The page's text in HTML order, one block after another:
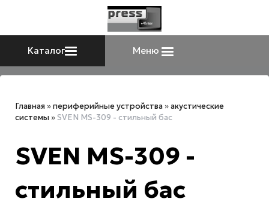
Каталог Меню
Главная »периферийные устройства »акустические
системы »SVEN MS-309 - стильный бас
SVEN MS-309 -
стильный бас